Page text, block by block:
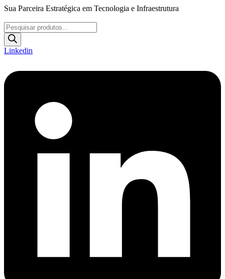
Ir
o
conteúdo
Sua Parceira Estratégica em Tecnologia e Infraestrutura
Pesquisar
produtos
Linkedin